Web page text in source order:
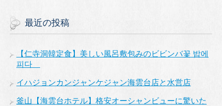
最近の投稿
【仁寺洞韓定食】美しい風呂敷包みのビビンバ꽃 밥에
피다
イハジョンカンジャンケジャン海雲台店と水営店
釜山【海雲台ホテル】格安オーシャンビューに驚いた